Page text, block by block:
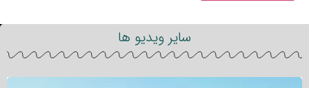
سایر ویدیو ها